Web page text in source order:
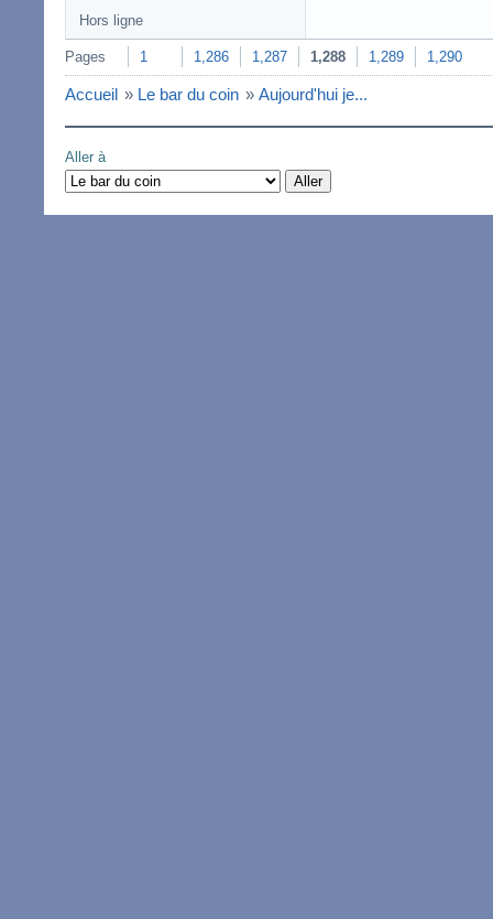
Hors ligne
Pages 1 1,286 1,287 1,288 1,289 1,290
Accueil » Le bar du coin » Aujourd'hui je...
Aller à